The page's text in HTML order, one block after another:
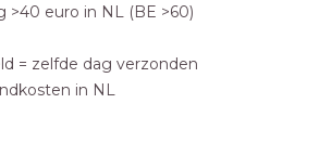
>40 euro in NL (BE >60)
= zelfde dag verzonden
in NL